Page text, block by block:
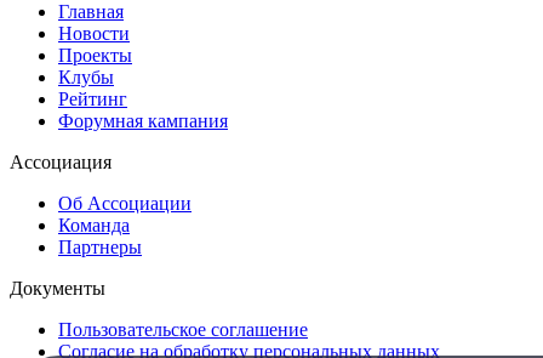
Главная
Новости
Проекты
Клубы
Рейтинг
Форумная кампания
Ассоциация
Об Ассоциации
Команда
Партнеры
Документы
Пользовательское соглашение
Согласие на обработку персональных данных